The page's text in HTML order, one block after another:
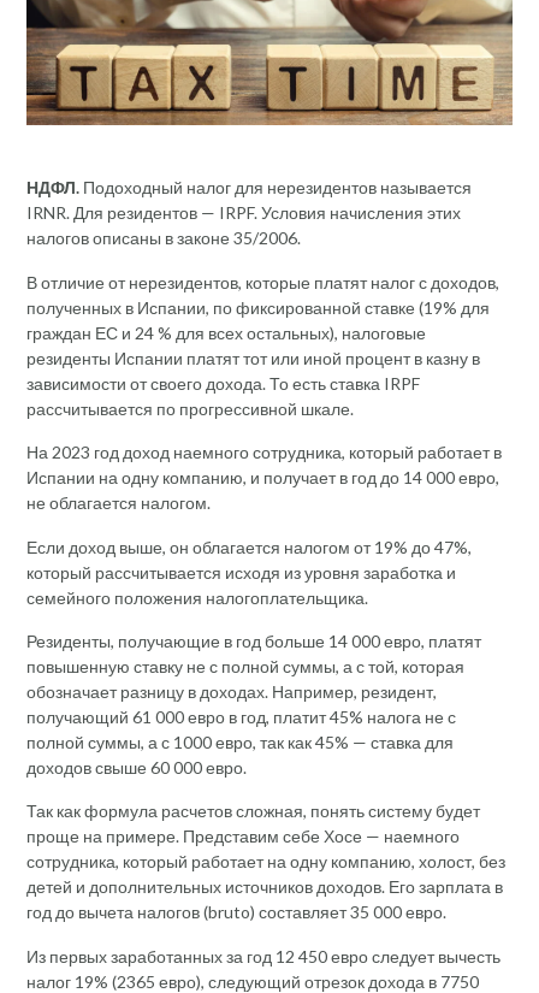
НДФЛ. Подоходный налог для нерезидентов называется
IRNR. Для резидентов — IRPF. Условия начисления этих
налогов описаны в законе 35/2006.
В отличие от нерезидентов, которые платят налог с доходов,
полученных в Испании, по фиксированной ставке (19% для
граждан ЕС и 24 % для всех остальных), налоговые
резиденты Испании платят тот или иной процент в казну в
зависимости от своего дохода. То есть ставка IRPF
рассчитывается по прогрессивной шкале.
На 2023 год доход наемного сотрудника, который работает в
Испании на одну компанию, и получает в год до 14 000 евро,
не облагается налогом.
Если доход выше, он облагается налогом от 19% до 47%,
который рассчитывается исходя из уровня заработка и
семейного положения налогоплательщика.
Резиденты, получающие в год больше 14 000 евро, платят
повышенную ставку не с полной суммы, а с той, которая
обозначает разницу в доходах. Например, резидент,
получающий 61 000 евро в год, платит 45% налога не с
полной суммы, а с 1000 евро, так как 45% — ставка для
доходов свыше 60 000 евро.
Так как формула расчетов сложная, понять систему будет
проще на примере. Представим себе Хосе — наемного
сотрудника, который работает на одну компанию, холост, без
детей и дополнительных источников доходов. Его зарплата в
год до вычета налогов (bruto) составляет 35 000 евро.
Из первых заработанных за год 12 450 евро следует вычесть
налог 19% (2365 евро), следующий отрезок дохода в 7750